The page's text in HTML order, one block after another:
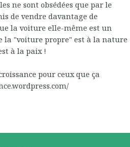
ne sont obsédées que par le
de vendre davantage de
la voiture elle-même est un
la "voiture propre" est à la nature
à la paix !
pour ceux que ça